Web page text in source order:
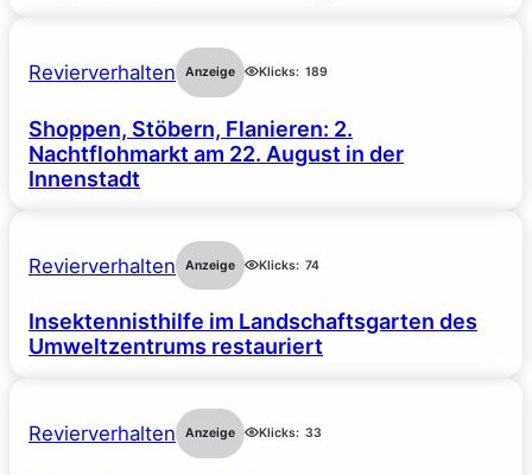
Revierverhalten Anzeige Klicks: 189
Shoppen, Stöbern, Flanieren: 2.
Nachtflohmarkt am 22. August in der
Innenstadt
Revierverhalten Anzeige Klicks: 74
Insektennisthilfe im Landschaftsgarten des
Umweltzentrums restauriert
Revierverhalten Anzeige Klicks: 33